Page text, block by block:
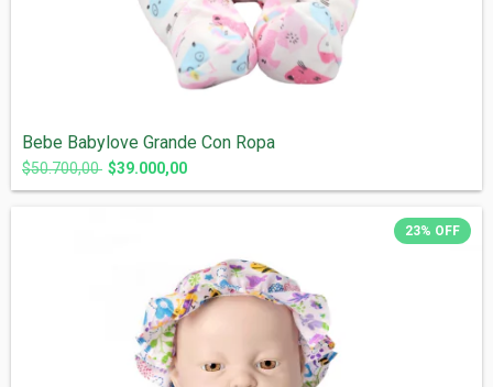
Bebe Babylove Grande Con Ropa
$50.700,00 $39.000,00
23% OFF